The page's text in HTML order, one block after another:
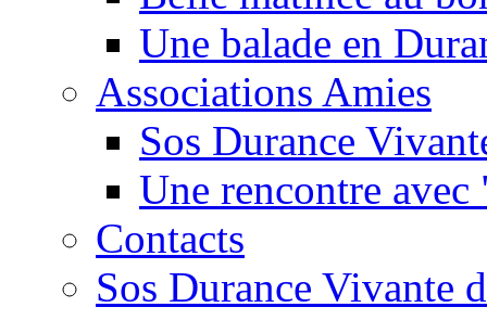
Une balade en
Associations Amies
Sos Durance
Une rencontre
Contacts
Sos Durance Vivante